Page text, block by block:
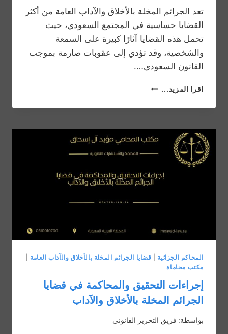
تعد الجرائم المخلة بالأخلاق والآداب العامة من أكثر
القضايا حساسية في المجتمع السعودي، حيث
تحمل هذه القضايا آثارًا كبيرة على السمعة
والشخصية، وقد تؤدي إلى عقوبات صارمة بموجب
القانون السعودي….
اقرا المزيد... دور
في
عن
قضايا
بالأخلاق
والآداب
المحاكم الجزائية قضايا الجرائم المخلة بالأخلاق والآداب العامة
مكتب محاماة
إجراءات التحقيق والمحاكمة في قضايا
الجرائم المخلة بالأخلاق والآداب
بواسطة: فريق التحرير القانوني